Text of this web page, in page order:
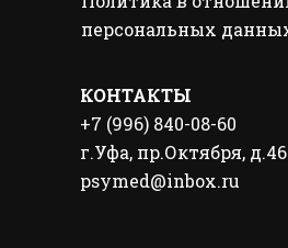
персональных
КОНТАКТЫ
+7 (996) 840-08-60
г.Уфа, пр.Октября, д.46
psymed@inbox.ru